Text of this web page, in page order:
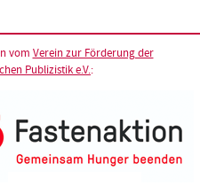
vom Verein zur Förderung der
Publizistik e.V.: